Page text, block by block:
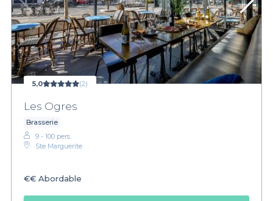
5,0 (2)
Les Ogres
Brasserie
9 - 100 pers.
Ste Marguerite
€€ Abordable